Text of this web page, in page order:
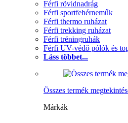
Férfi rövidnadrág
Férfi sportfehérneműk
Férfi thermo ruházat
Férfi trekking ruházat
Férfi tréningruhák
Férfi UV-védő pólók és
Láss többet...
Összes termék
Márkák